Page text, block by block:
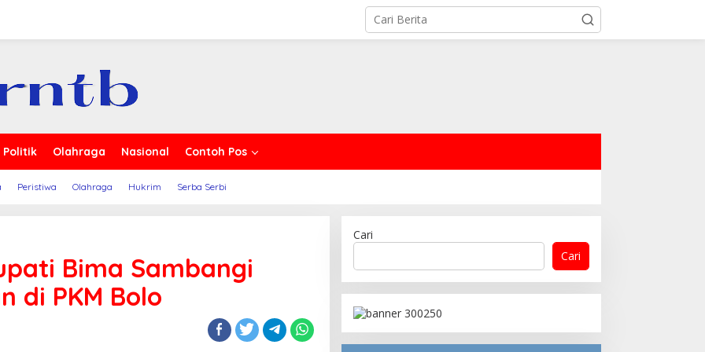
Politik Olahraga Nasional Contoh Pos
Peristiwa Olahraga Hukrim Serba Serbi
Bima Sambangi
di PKM Bolo
Cari
Cari